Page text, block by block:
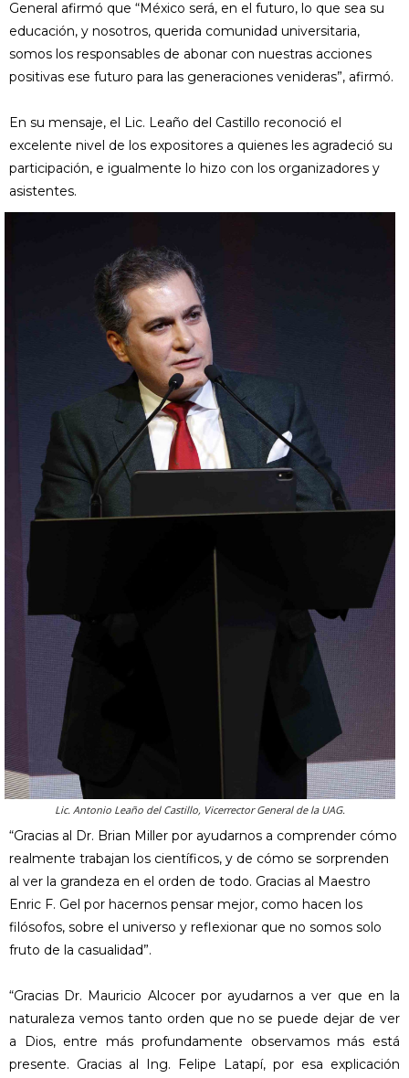
General afirmó que “México será, en el futuro, lo que sea su
educación, y nosotros, querida comunidad universitaria,
somos los responsables de abonar con nuestras acciones
positivas ese futuro para las generaciones venideras”, afirmó.
En su mensaje, el Lic. Leaño del Castillo reconoció el
excelente nivel de los expositores a quienes les agradeció su
participación, e igualmente lo hizo con los organizadores y
asistentes.
Lic. Antonio Leaño del Castillo, Vicerrector General de la UAG.
“Gracias al Dr. Brian Miller por ayudarnos a comprender cómo
realmente trabajan los científicos, y de cómo se sorprenden
al ver la grandeza en el orden de todo. Gracias al Maestro
Enric F. Gel por hacernos pensar mejor, como hacen los
filósofos, sobre el universo y reflexionar que no somos solo
fruto de la casualidad”.
“Gracias Dr. Mauricio Alcocer por ayudarnos a ver que en la
naturaleza vemos tanto orden que no se puede dejar de ver
a Dios, entre más profundamente observamos más está
presente. Gracias al Ing. Felipe Latapí, por esa explicación